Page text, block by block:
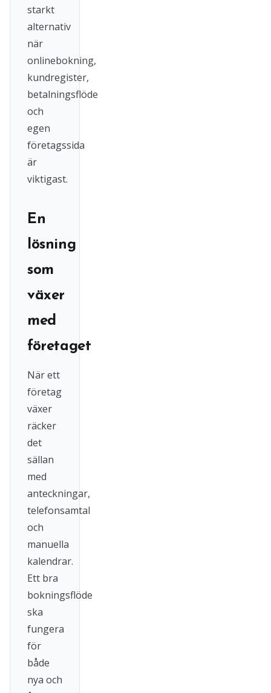
starkt
alternativ
när
onlinebokning,
kundregister,
betalningsflöde
och
egen
företagssida
är
viktigast.
En
lösning
som
växer
med
företaget
När ett
företag
växer
räcker
det
sällan
med
anteckningar,
telefonsamtal
och
manuella
kalendrar.
Ett bra
bokningsflöde
ska
fungera
för
både
nya och